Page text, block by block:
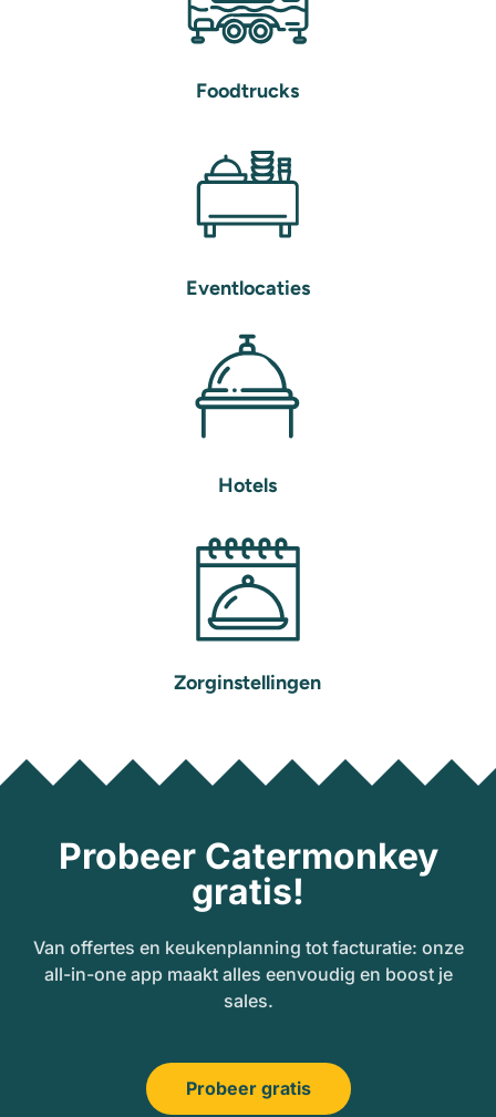
Foodtrucks
Eventlocaties
Hotels
Zorginstellingen
Probeer Catermonkey
gratis!
Van offertes en keukenplanning tot facturatie: onze
all-in-one app maakt alles eenvoudig en boost je
sales.
Probeer gratis